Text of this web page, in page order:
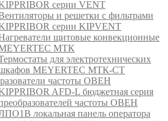
серии VENT
и решетки с фильтрами
серии KIPVENT
щитовые конвекционные
МТК
для электротехнических
MEYERTEC МТК-СТ
частоты ОВЕН
AFD-L бюджетная серия
частоты ОВЕН
локальная панель оператора